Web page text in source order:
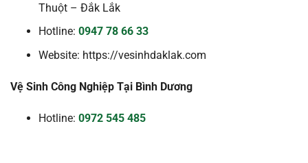
Thuột – Đắk Lắk
Hotline: 0947 78 66 33
Website: https://vesinhdaklak.com
Vệ Sinh Công Nghiệp Tại Bình Dương
Hotline: 0972 545 485